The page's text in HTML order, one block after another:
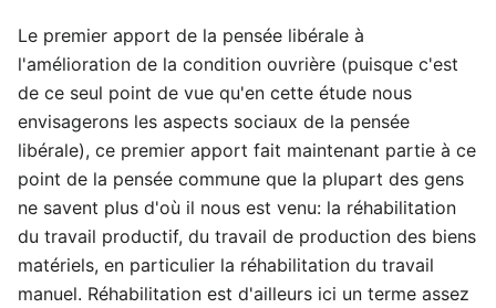
Le premier apport de la pensée libérale à
l'amélioration de la condition ouvrière (puisque c'est
de ce seul point de vue qu'en cette étude nous
envisagerons les aspects sociaux de la pensée
libérale), ce premier apport fait maintenant partie à ce
point de la pensée commune que la plupart des gens
ne savent plus d'où il nous est venu: la réhabilitation
du travail productif, du travail de production des biens
matériels, en particulier la réhabilitation du travail
manuel. Réhabilitation est d'ailleurs ici un terme assez